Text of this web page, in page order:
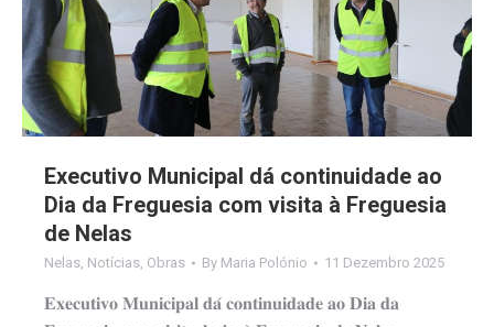
Executivo Municipal dá continuidade ao
Dia da Freguesia com visita à Freguesia
de Nelas
Nelas, Notícias, Obras By Maria Polónio 11 Dezembro 2025
𝐄𝐱𝐞𝐜𝐮𝐭𝐢𝐯𝐨 𝐌𝐮𝐧𝐢𝐜𝐢𝐩𝐚𝐥 𝐝𝐚́ 𝐜𝐨𝐧𝐭𝐢𝐧𝐮𝐢𝐝𝐚𝐝𝐞 𝐚𝐨 𝐃𝐢𝐚 𝐝𝐚